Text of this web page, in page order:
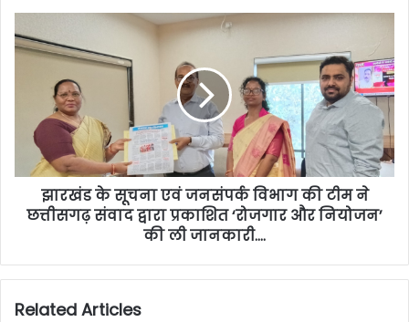
झारखंड के सूचना एवं जनसंपर्क विभाग की टीम ने
छत्तीसगढ़ संवाद द्वारा प्रकाशित ‘रोजगार और नियोजन’
की ली जानकारी….
Related Articles